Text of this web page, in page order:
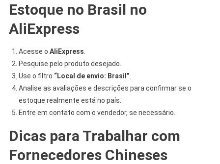
Estoque no Brasil no
AliExpress
Acesse o AliExpress
Pesquise pelo produto desejado.
Use o filtro “Local de envio: Brasil”
Analise as avaliações e descrições para confirmar se o
estoque realmente está no país.
Entre em contato com o vendedor, se necessário.
Dicas para Trabalhar com
Fornecedores Chineses